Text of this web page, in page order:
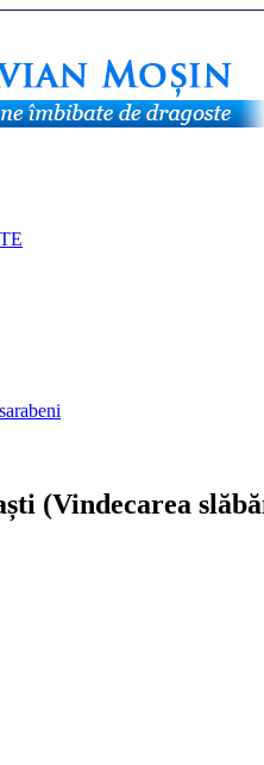
(Vindecarea